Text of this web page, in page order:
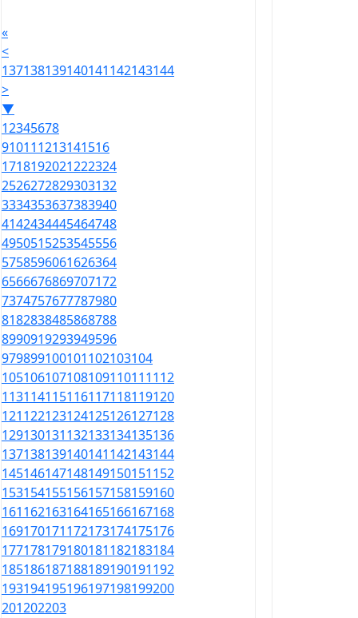
«
<
137138139140141142143144
>
▼
12345678
910111213141516
1718192021222324
2526272829303132
3334353637383940
4142434445464748
4950515253545556
5758596061626364
6566676869707172
7374757677787980
8182838485868788
8990919293949596
979899100101102103104
105106107108109110111112
113114115116117118119120
121122123124125126127128
129130131132133134135136
137138139140141142143144
145146147148149150151152
153154155156157158159160
161162163164165166167168
169170171172173174175176
177178179180181182183184
185186187188189190191192
193194195196197198199200
201202203